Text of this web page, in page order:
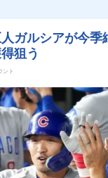
ガルシアが今季
狙う
ント